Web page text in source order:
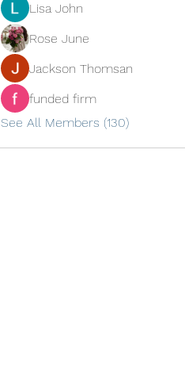
Lisa John
Rose June
Jackson Thomsan
funded firm
See All Members (130)